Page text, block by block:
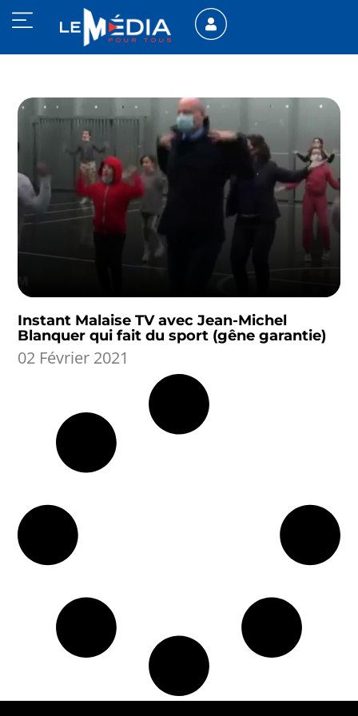
Instant Malaise TV avec Jean-Michel
Blanquer qui fait du sport (gêne garantie)
02 Février 2021